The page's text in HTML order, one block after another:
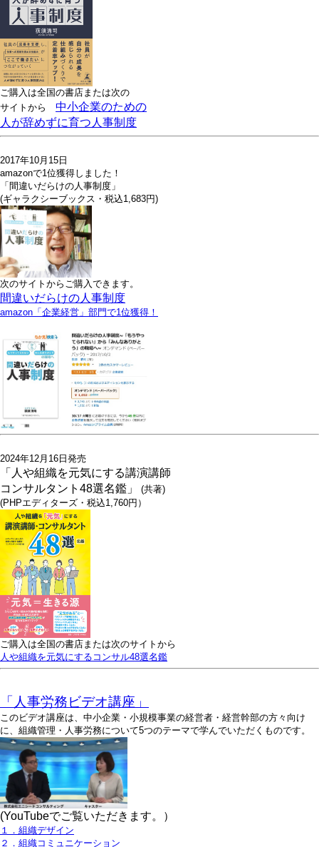
ご購入は全国の書店または次の
サイトから 中小企業のための
人が辞めずに育つ人事制度
2017年10月15日
amazonで1位獲得しました！
「間違いだらけの人事制度」
(ギャラクシーブックス・税込1,683円)
次のサイトからご購入できます。
間違いだらけの人事制度
amazon「企業経営」部門で1位獲得！
2024年12月16日発売
「人や組織を元気にする講演講師
コンサルタント48選名鑑」 (共著)
(PHPエディターズ・税込1,760円）
ご購入は全国の書店または次のサイトから
人や組織を元気にするコンサル48選名鑑
「人事労務ビデオ講座」
このビデオ講座は、中小企業・小規模事業の経営者・経営幹部の方々向け
に、組織管理・人事労務について5つのテーマで学んでいただくものです。
(YouTubeでご覧いただきます。）
１．組織デザイン
２．組織コミュニケーション